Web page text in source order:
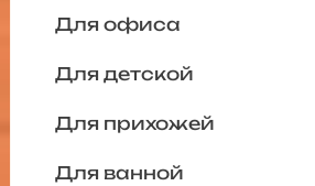
Для офиса
Для детской
Для прихожей
Для ванной